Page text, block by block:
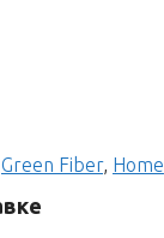
Green Fiber, Home